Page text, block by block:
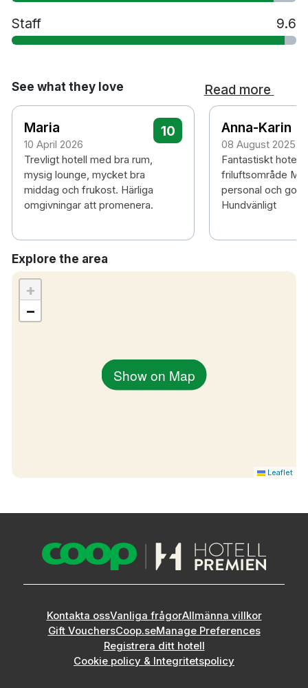
Staff 9.6
See what they love Read more
Maria
10 April 2026
10
Trevligt hotell med bra rum,
mysig lounge, mycket bra
middag och frukost. Härliga
omgivningar att promenera.
Anna-Karin
08 August 2025
Fantastiskt hotell
friluftsområde
personal och god
Hundvänligt
Explore the area
Show on Map
+
−
Leaflet
Kontakta ossVanliga frågorAllmänna villkor
Gift VouchersCoop.seManage Preferences
Registrera ditt hotell
Cookie policy & Integritetspolicy